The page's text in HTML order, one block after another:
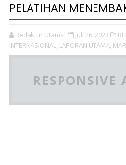
PELATIHAN
Redaktur Utama Juli 26, 2023
INTERNASIONAL, LAPORAN UTAMA,
RESPONSIVE